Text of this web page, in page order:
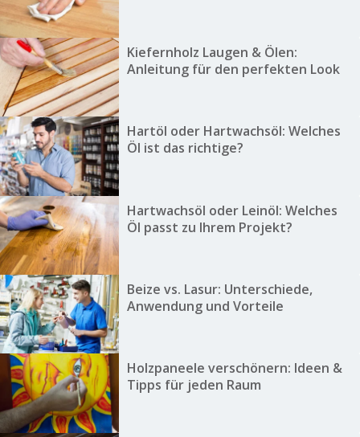
Kiefernholz Laugen & Ölen:
Anleitung für den perfekten Look
Hartöl oder Hartwachsöl: Welches
Öl ist das richtige?
Hartwachsöl oder Leinöl: Welches
Öl passt zu Ihrem Projekt?
Beize vs. Lasur: Unterschiede,
Anwendung und Vorteile
Holzpaneele verschönern: Ideen &
Tipps für jeden Raum